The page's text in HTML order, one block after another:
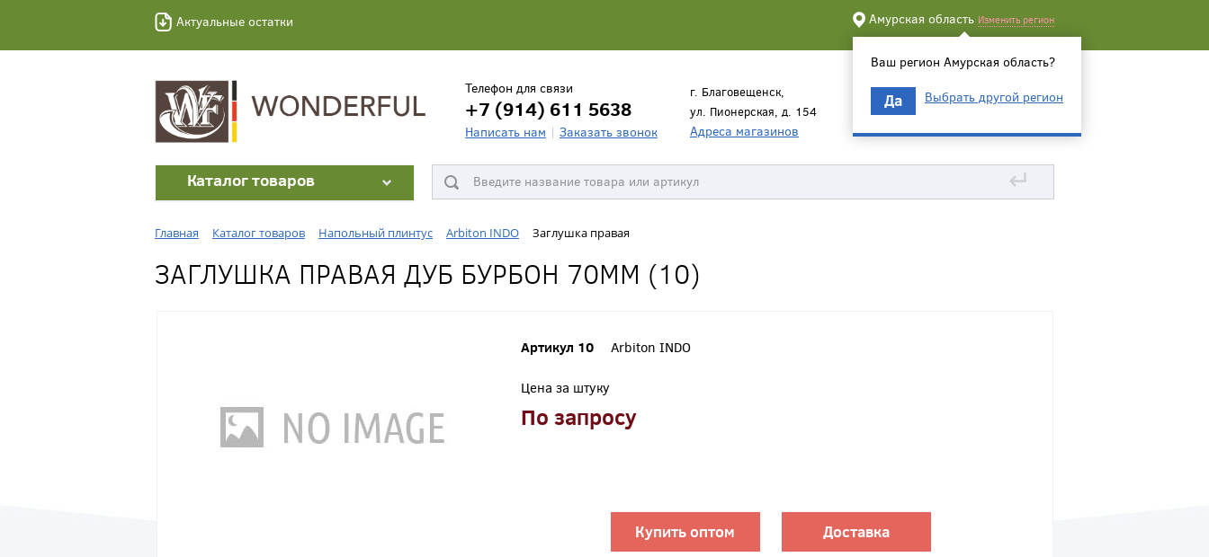
Актуальные остатки Амурская область Изменить регион
Ваш регион Амурская область?
Да Выбрать другой регион
Телефон для связи
+7 (914) 611 5638
Написать нам Заказать звонок
г. Благовещенск,
ул. Пионерская, д. 154
Адреса магазинов
Каталог товаров ↵
Главная Каталог товаров Напольный плинтус Arbiton INDO Заглушка правая
ЗАГЛУШКА ПРАВАЯ ДУБ БУРБОН 70ММ (10)
Артикул 10 Arbiton INDO
Цена за штуку
По запросу
Купить оптом Доставка